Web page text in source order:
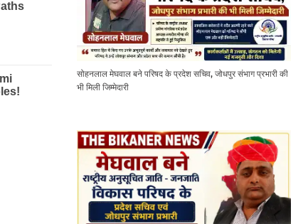
सोहनलाल मेघवाल बने परिषद के प्रदेश सचिव, जोधपुर संभाग प्रभारी की
भी मिली जिम्मेदारी